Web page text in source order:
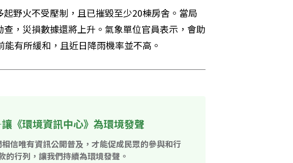
野火不受壓制，且已摧毀至少20棟房舍。當局
，災損數據還將上升。氣象單位官員表示，會助
有所緩和，且近日降雨機率並不高。
《環境資訊中心》為環境發聲
信唯有資訊公開普及，才能促成民眾的參與和行
的行列，讓我們持續為環境發聲。